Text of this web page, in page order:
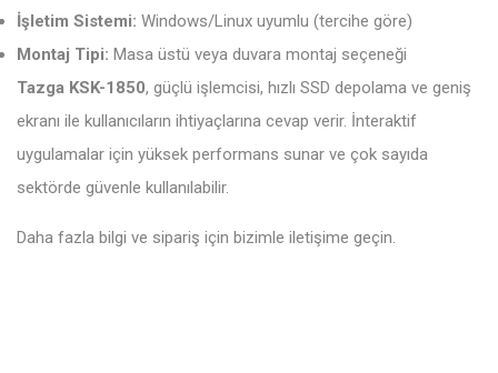
İşletim Sistemi: Windows/Linux uyumlu (tercihe göre)
Montaj Tipi: Masa üstü veya duvara montaj seçeneği
Tazga KSK-1850, güçlü işlemcisi, hızlı SSD depolama ve geniş
ekranı ile kullanıcıların ihtiyaçlarına cevap verir. İnteraktif
uygulamalar için yüksek performans sunar ve çok sayıda
sektörde güvenle kullanılabilir.
Daha fazla bilgi ve sipariş için bizimle iletişime geçin.